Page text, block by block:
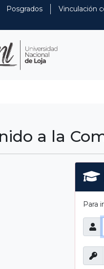
Posgrados Vinculación
a la
Para